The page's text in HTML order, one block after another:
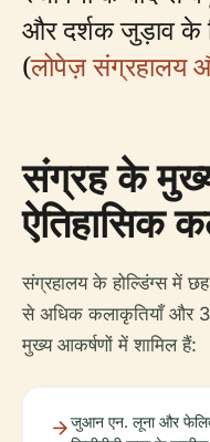
और दर्शक जुड़ाव के
(लोपेज़ संग्रहालय
संग्रह के
ऐतिहासिक
संग्रहालय के होल्डिंग्स में
से अधिक कलाकृतियाँ और
मुख्य आकर्षणों में शामिल हैं:
जुआन एन. लूना और